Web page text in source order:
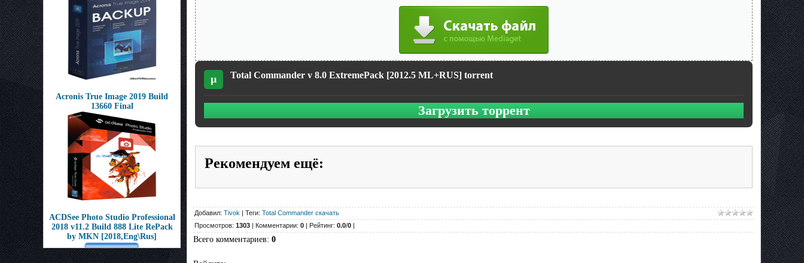
Acronis True Image 2019 Build
13660 Final
ACDSee Photo Studio Professional
2018 v11.2 Build 888 Lite RePack
by MKN [2018,Eng\Rus]
µ Total Commander v 8.0 ExtremePack [2012.5 ML+RUS] torrent
Загрузить торрент
Рекомендуем ещё:
Добавил: Tivok | Теги: Total Commander скачать
Просмотров: 1303 | Комментарии: 0 | Рейтинг: 0.0/0 |
Всего комментариев: 0